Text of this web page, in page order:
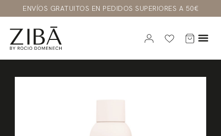
ENVÍOS GRATUITOS EN PEDIDOS SUPERIORES A 50€